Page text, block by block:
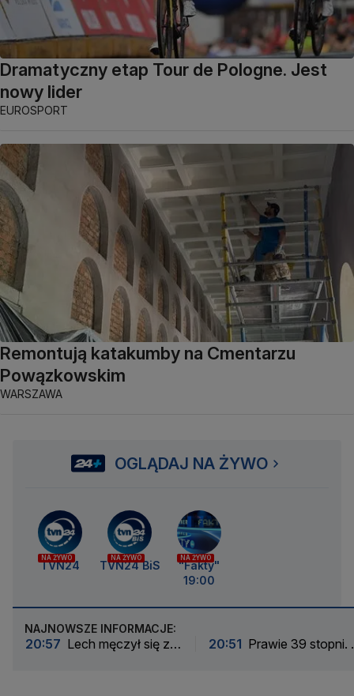
Dramatyczny etap Tour de Pologne. Jest
nowy lider
EUROSPORT
Remontują katakumby na Cmentarzu
Powązkowskim
WARSZAWA
OGLĄDAJ NA ŻYWO
NA ŻYWO
TVN24
NA ŻYWO
TVN24 BiS
NA ŻYWO
"Fakty"
19:00
NAJNOWSZE INFORMACJE:
20:57 Lech męczył się z
20:51 Prawie 39 stopni.